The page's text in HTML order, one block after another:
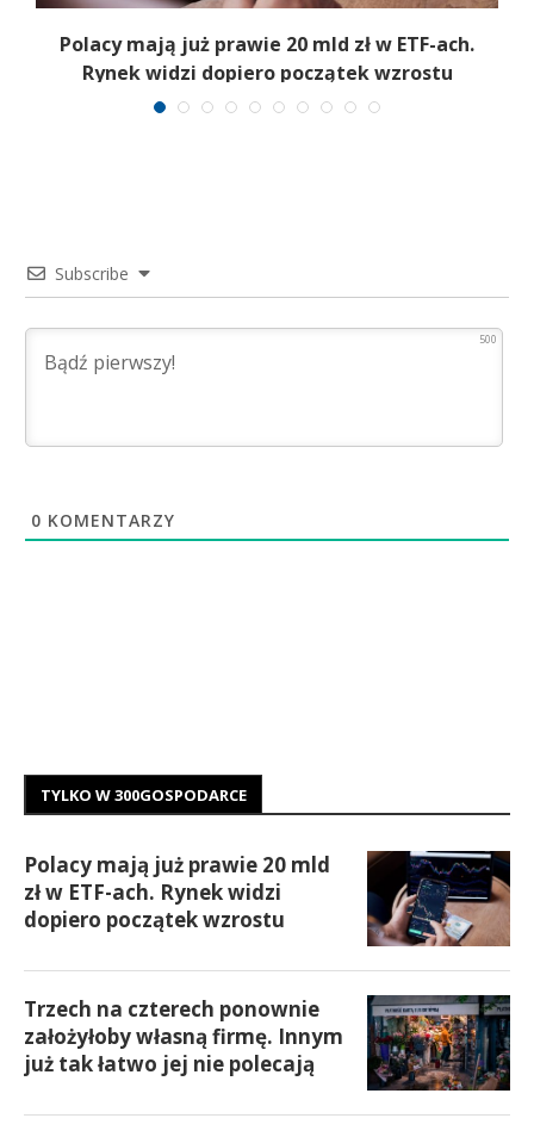
Polacy mają już prawie 20 mld zł w ETF-ach.
Rynek widzi dopiero początek wzrostu
Subscribe
500
0 KOMENTARZY
TYLKO W 300GOSPODARCE
Polacy mają już prawie 20 mld
zł w ETF-ach. Rynek widzi
dopiero początek wzrostu
Trzech na czterech ponownie
założyłoby własną firmę. Innym
już tak łatwo jej nie polecają